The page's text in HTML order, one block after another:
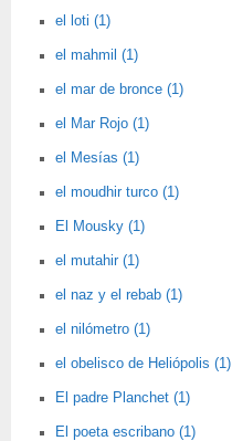
el loti (1)
el mahmil (1)
el mar de bronce (1)
el Mar Rojo (1)
el Mesías (1)
el moudhir turco (1)
El Mousky (1)
el mutahir (1)
el naz y el rebab (1)
el nilómetro (1)
el obelisco de Heliópolis (1)
El padre Planchet (1)
El poeta escribano (1)